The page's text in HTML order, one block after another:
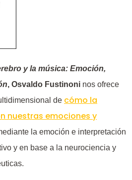
y la música: Emoción,
, Osvaldo Fustinoni nos ofrece
de cómo la
nuestras emociones y
la emoción e interpretación
y en base a la neurociencia y